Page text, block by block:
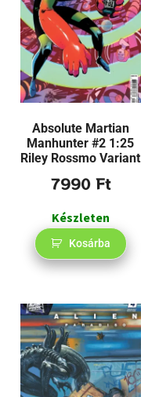
Absolute Martian
Manhunter #2 1:25
Riley Rossmo Variant
7990Ft
Készleten
Kosárba